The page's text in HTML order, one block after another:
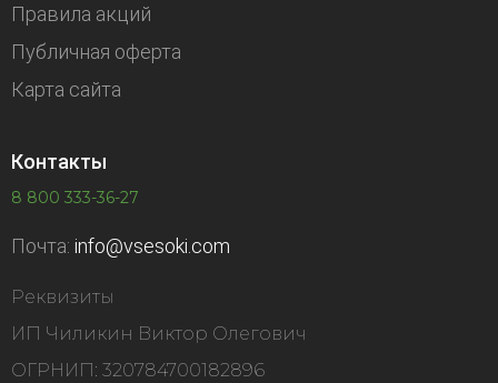
Правила акций
Публичная оферта
Карта сайта
Контакты
8 800 333-36-27
Почта: info@vsesoki.com
Реквизиты
ИП Чиликин Виктор Олегович
ОГРНИП: 320784700182896